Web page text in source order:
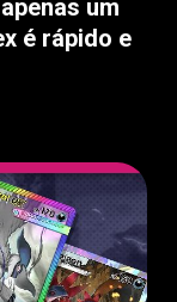
um
é rápido e